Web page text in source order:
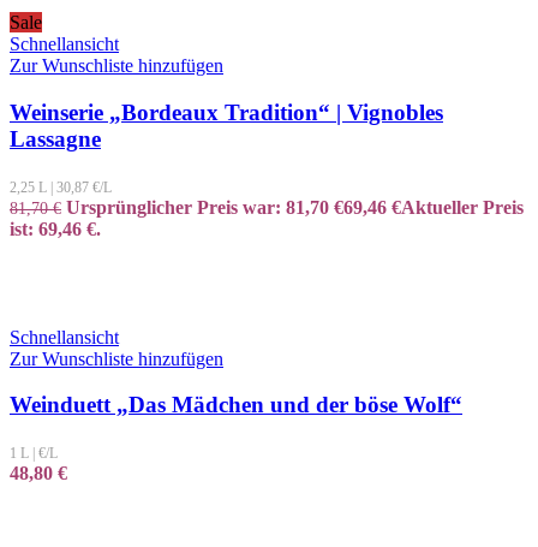
Sale
Schnellansicht
Zur Wunschliste hinzufügen
Weinserie „Bordeaux Tradition“ | Vignobles
Lassagne
2,25 L | 30,87 €/L
81,70€ Ursprünglicher Preis war: 81,70 €69,46 €Aktueller Preis
ist: 69,46 €.
Schnellansicht
Zur Wunschliste hinzufügen
Weinduett „Das Mädchen und der böse Wolf“
1 L €/L
48,80 €